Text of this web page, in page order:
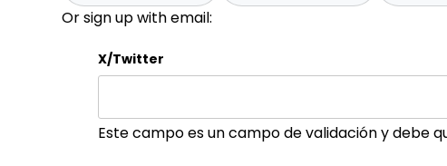
Or sign up with email:
X/Twitter
Este campo es un campo de validación y debe